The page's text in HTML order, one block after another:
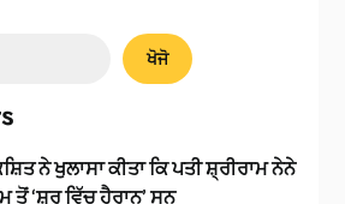
ਖੋਜੋ
ਨੇ ਖੁਲਾਸਾ ਕੀਤਾ ਕਿ ਪਤੀ ਸ਼੍ਰੀਰਾਮ ਨੇਨੇ
‘ਸ਼ੁਰੂ ਵਿੱਚ ਹੈਰਾਨ’ ਸਨ